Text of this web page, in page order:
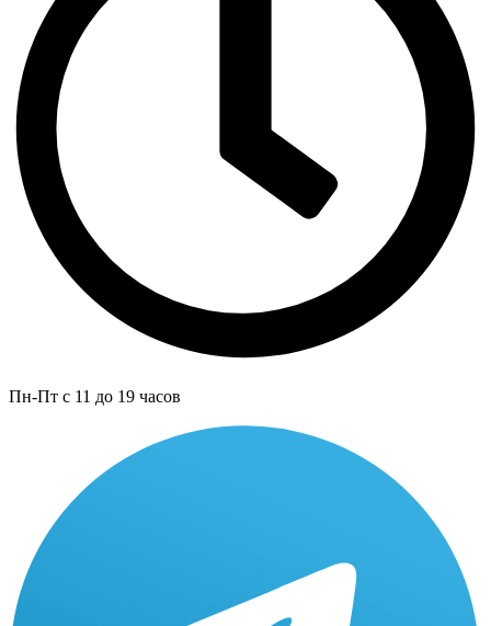
Пн-Пт с 11 до 19 часов